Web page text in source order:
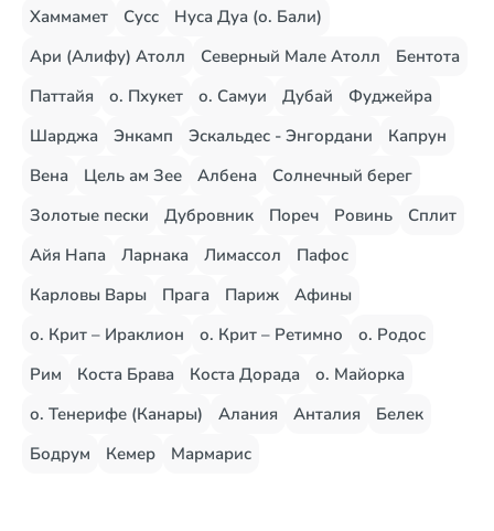
Хаммамет
Сусс
Нуса Дуа (о. Бали)
Ари (Алифу) Атолл
Северный Мале Атолл
Бентота
Паттайя
о. Пхукет о. Самуи Дубай
Фуджейра
Шарджа
Энкамп Эскальдес - Энгордани
Капрун
Вена
Цель ам Зее Албена
Солнечный берег
Золотые пески
Дубровник Пореч Ровинь
Сплит
Айя Напа
Ларнака Лимассол
Пафос
Карловы Вары
Прага Париж
Афины
о. Крит – Ираклион
о. Крит – Ретимно
о. Родос
Рим
Коста Брава Коста Дорада
о. Майорка
о. Тенерифе (Канары)
Алания Анталия
Белек
Бодрум
Кемер Мармарис